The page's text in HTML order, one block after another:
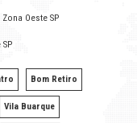
Zona Oeste SP
Bom Retiro
Vila Buarque